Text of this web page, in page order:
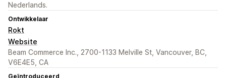
Nederlands.
Ontwikkelaar
Rokt
Website
Beam Commerce Inc., 2700-1133 Melville St, Vancouver, BC,
V6E4E5, CA
Geïntroduceerd